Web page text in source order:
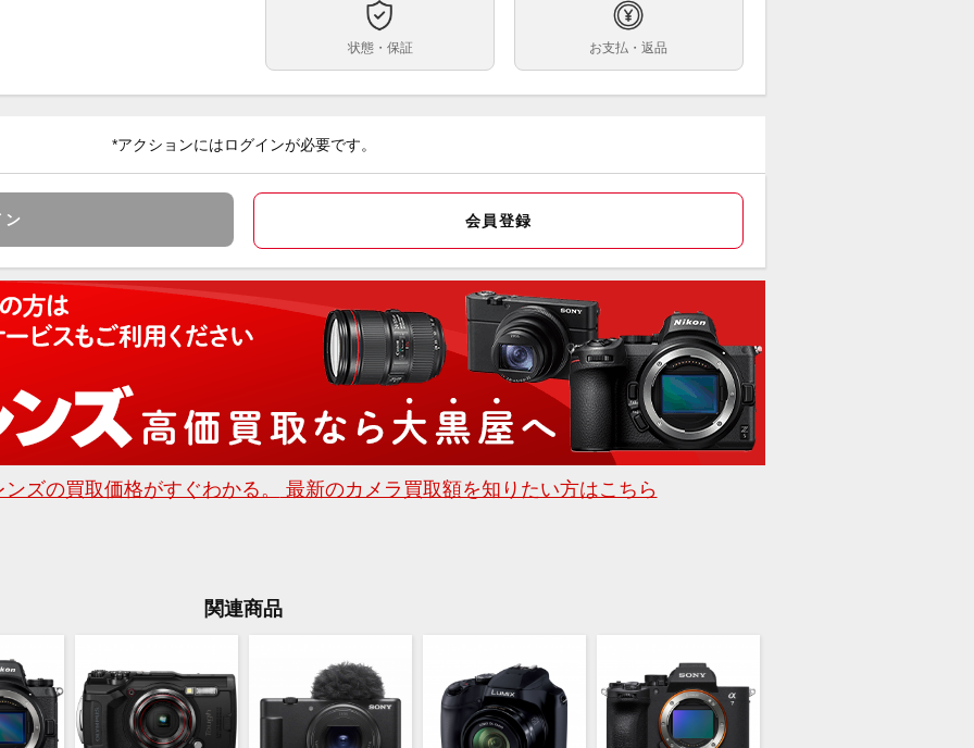
防じん防滴、2mの高さからの落下試験を
27～108mm相当）の光学4倍ズームを搭
載。デジタルズームを併用すれば最大約24
倍までズームできる。
有効約1635万画素、受光効率にすぐれた裏
クリアな写真が撮影可能。7つの撮影モー
ドを搭載している。
ご注文、ご決済後に店頭でのお受取も可能
でございます。
※受取可能店舗は大黒屋カメラ館 新宿店の
みでございます。
大黒屋カメラ館 新宿店
〒160-0023 東京都新宿区西新宿1-2-12 丸
詳しくはトップページの大きなバナーをク
リック
状態・保証 お支払・返品
*アクションにはログインが必要です。
ン 会員登録
ズの買取価格がすぐわかる。 最新のカメラ買取額を知りたい方はこちら
関連商品